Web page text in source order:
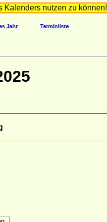
Kalenders nutzen zu können!
Jahr Terminliste